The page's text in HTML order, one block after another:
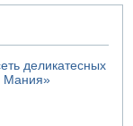
деликатесных
Мания»